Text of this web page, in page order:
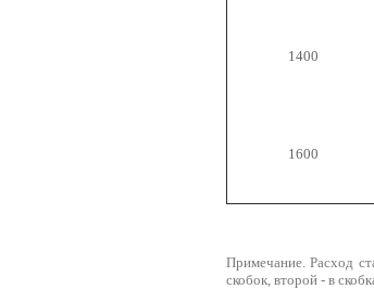
1400
1600
Примечание. Расход
скобок, второй - в